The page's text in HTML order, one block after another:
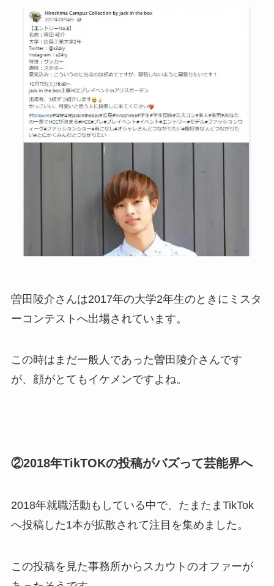
曽田陵介さんは2017年の大学2年生のときにミスタ
ーコンテストへ出場されています。
この時はまだ一般人であった曽田陵介さんです
が、顔がとてもイケメンですよね。
②2018年TikTOKの投稿がバズって芸能界へ
2018年就職活動もしている中で、たまたまTikTok
へ投稿した1本が拡散されて注目を集めました。
この投稿を見た事務所からスカウトのオファーが